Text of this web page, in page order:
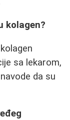
kolagen?
sa lekarom,
da su